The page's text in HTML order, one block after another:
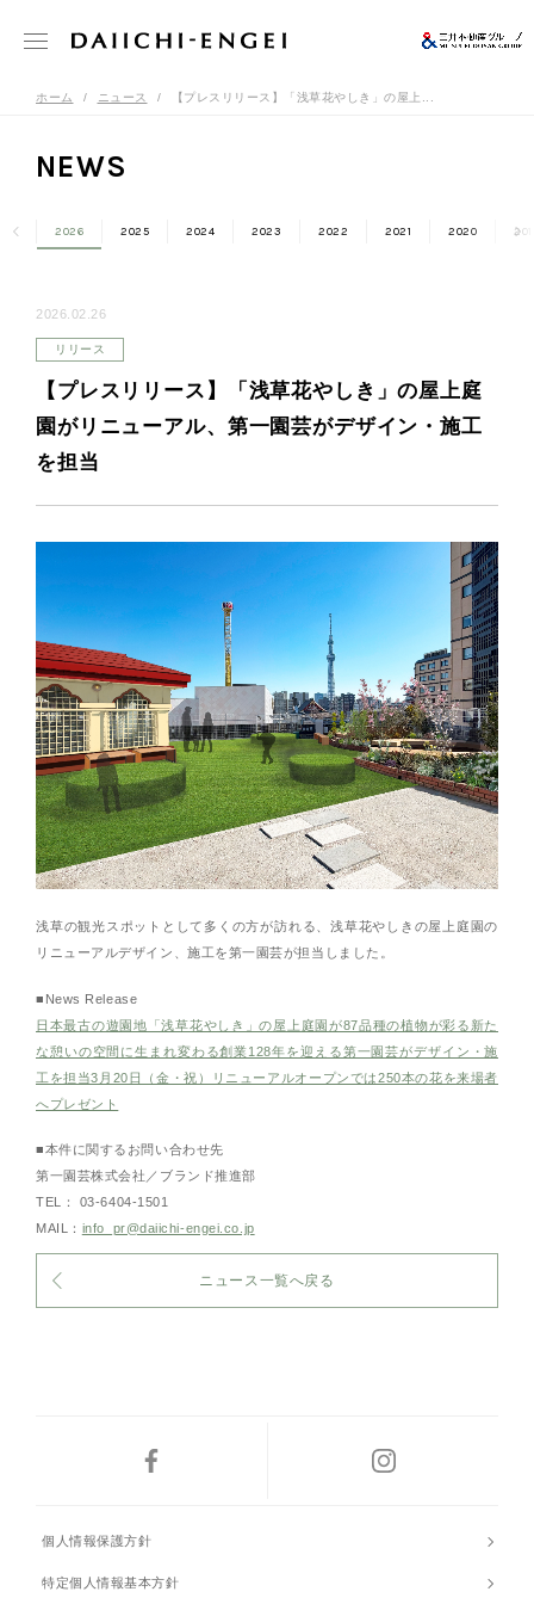
ホーム ニュース 【プレスリリース】「浅草花やしき」の屋上...
NEWS
2026 2025 2024 2023 2022 2021 2020
2026.02.26
リリース
【プレスリリース】「浅草花やしき」の屋上庭
園がリニューアル、第一園芸がデザイン・施工
を担当
浅草の観光スポットとして多くの方が訪れる、浅草花やしきの屋上庭園の
リニューアルデザイン、施工を第一園芸が担当しました。
■News Release
日本最古の遊園地「浅草花やしき」の屋上庭園が87品種の植物が彩る新た
な憩いの空間に生まれ変わる創業128年を迎える第一園芸がデザイン・施
工を担当3月20日（金・祝）リニューアルオープンでは250本の花を来場者
へプレゼント
■本件に関するお問い合わせ先
第一園芸株式会社／ブランド推進部
TEL： 03-6404-1501
MAIL： info_pr@daiichi-engei.co.jp
ニュース一覧へ戻る
個人情報保護方針
特定個人情報基本方針